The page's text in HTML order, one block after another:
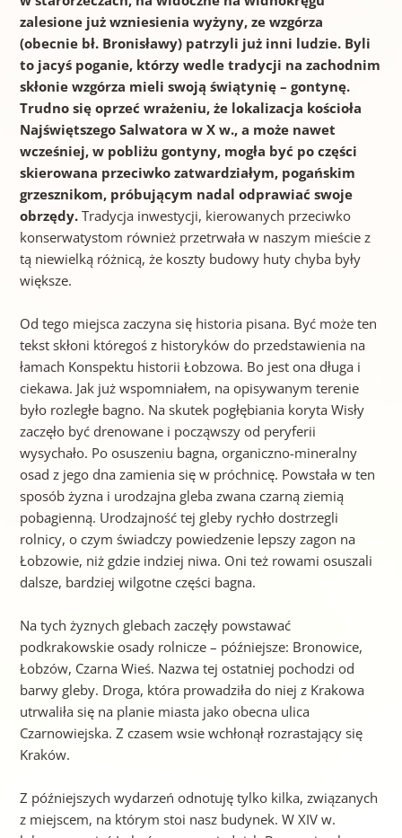
zalesione już wzniesienia wyżyny, ze wzgórza
(obecnie bł. Bronisławy) patrzyli już inni ludzie. Byli
to jacyś poganie, którzy wedle tradycji na zachodnim
skłonie wzgórza mieli swoją świątynię – gontynę.
Trudno się oprzeć wrażeniu, że lokalizacja kościoła
Najświętszego Salwatora w X w., a może nawet
wcześniej, w pobliżu gontyny, mogła być po części
skierowana przeciwko zatwardziałym, pogańskim
grzesznikom, próbującym nadal odprawiać swoje
obrzędy. Tradycja inwestycji, kierowanych przeciwko
konserwatystom również przetrwała w naszym mieście z
tą niewielką różnicą, że koszty budowy huty chyba były
większe.
Od tego miejsca zaczyna się historia pisana. Być może ten
tekst skłoni któregoś z historyków do przedstawienia na
łamach Konspektu historii Łobzowa. Bo jest ona długa i
ciekawa. Jak już wspomniałem, na opisywanym terenie
było rozległe bagno. Na skutek pogłębiania koryta Wisły
zaczęło być drenowane i począwszy od peryferii
wysychało. Po osuszeniu bagna, organiczno-mineralny
osad z jego dna zamienia się w próchnicę. Powstała w ten
sposób żyzna i urodzajna gleba zwana czarną ziemią
pobagienną. Urodzajność tej gleby rychło dostrzegli
rolnicy, o czym świadczy powiedzenie lepszy zagon na
Łobzowie, niż gdzie indziej niwa. Oni też rowami osuszali
dalsze, bardziej wilgotne części bagna.
Na tych żyznych glebach zaczęły powstawać
podkrakowskie osady rolnicze – późniejsze: Bronowice,
Łobzów, Czarna Wieś. Nazwa tej ostatniej pochodzi od
barwy gleby. Droga, która prowadziła do niej z Krakowa
utrwaliła się na planie miasta jako obecna ulica
Czarnowiejska. Z czasem wsie wchłonął rozrastający się
Kraków.
Z późniejszych wydarzeń odnotuję tylko kilka, związanych
z miejscem, na którym stoi nasz budynek. W XIV w.